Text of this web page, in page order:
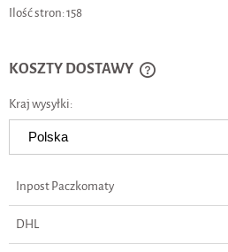
Ilość stron:158
KOSZTY DOSTAWY
Kraj wysyłki:
Inpost Paczkomaty
DHL